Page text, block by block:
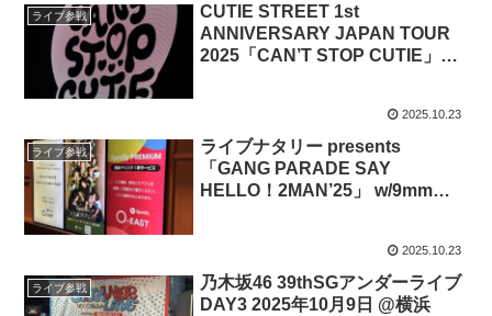
ライブ参戦
CUTIE STREET 1st
ANNIVERSARY JAPAN TOUR
2025「CAN’T STOP CUTIE」神
2025.10.23
ライブ参戦
ライブナタリー presents
「GANG PARADE SAY
HELLO！2MAN’25」 w/9mm
2025.10.23
ライブ参戦
乃木坂46 39thSGアンダーライブ
DAY3 2025年10月9日 @横浜